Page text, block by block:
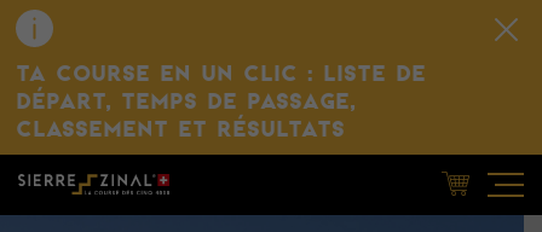
TA COURSE EN UN CLIC : LISTE DE
DÉPART, TEMPS DE PASSAGE,
CLASSEMENT ET RÉSULTATS